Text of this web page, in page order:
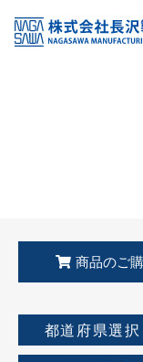
KSS加盟店・取扱店
店舗一覧
商品のご
都道府県選択